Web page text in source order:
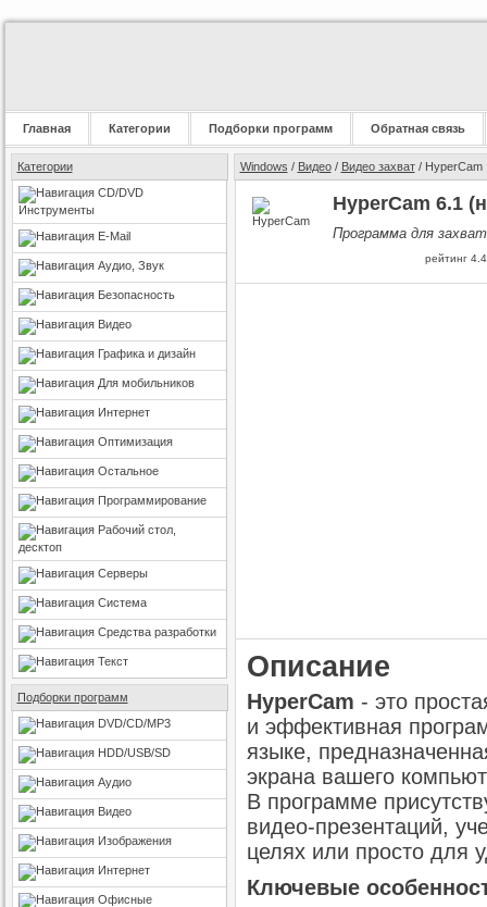
Главная Категории Подборки программ Обратная связь
Категории
CD/DVD
Инструменты
E-Mail
Аудио, Звук
Безопасность
Видео
Графика и дизайн
Для мобильников
Интернет
Оптимизация
Остальное
Программирование
Рабочий стол,
десктоп
Серверы
Система
Средства разработки
Текст
Подборки программ
DVD/CD/MP3
HDD/USB/SD
Аудио
Видео
Изображения
Интернет
Офисные
Windows / Видео/ Видео захват/ HyperCam
HyperCam 6.1
Программа для
рейтинг 4.4
Описание
HyperCam - это
и эффективная
языке,
экрана вашего
В программе
видео-презентаций,
целях или просто для
Ключевые